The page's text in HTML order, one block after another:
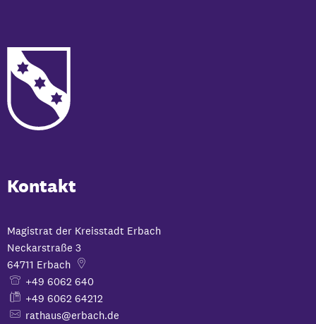
Kontakt
Magistrat der Kreisstadt Erbach
Neckarstraße 3
64711 Erbach
+49 6062 640
+49 6062 64212
rathaus@erbach.de